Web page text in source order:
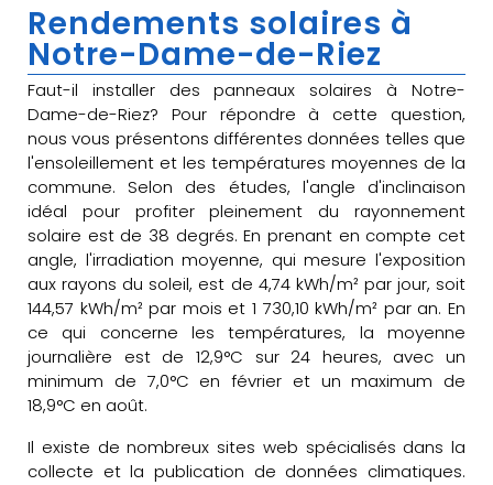
Rendements solaires à
Notre-Dame-de-Riez
Faut-il installer des panneaux solaires à Notre-
Dame-de-Riez? Pour répondre à cette question,
nous vous présentons différentes données telles que
l'ensoleillement et les températures moyennes de la
commune. Selon des études, l'angle d'inclinaison
idéal pour profiter pleinement du rayonnement
solaire est de 38 degrés. En prenant en compte cet
angle, l'irradiation moyenne, qui mesure l'exposition
aux rayons du soleil, est de 4,74 kWh/m² par jour, soit
144,57 kWh/m² par mois et 1 730,10 kWh/m² par an. En
ce qui concerne les températures, la moyenne
journalière est de 12,9°C sur 24 heures, avec un
minimum de 7,0°C en février et un maximum de
18,9°C en août.
Il existe de nombreux sites web spécialisés dans la
collecte et la publication de données climatiques.